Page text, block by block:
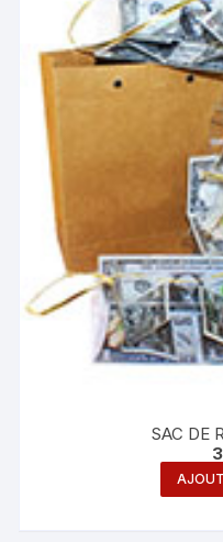
SAC DE